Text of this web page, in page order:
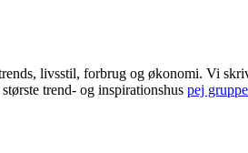
livsstil, forbrug og økonomi. Vi
trend- og inspirationshus pej